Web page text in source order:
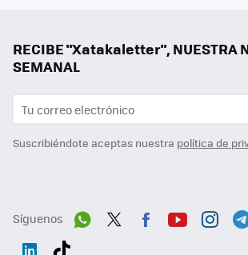
RECIBE "Xatakaletter", NUESTRA
SEMANAL
Suscribiéndote aceptas nuestra política de
Síguenos